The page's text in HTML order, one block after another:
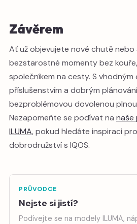
Závěrem
Ať už objevujete nové chutě nebo
bezstarostné momenty bez kouře,
společníkem na cesty. S vhodným
příslušenstvím a dobrým
bezproblémovou dovolenou
Nezapomeňte se podívat na naše
ILUMA, pokud hledáte inspiraci
dobrodružství s IQOS.
PRŮVODCE
Nejste si jistí?
Podívejte se na modely ILUMA,